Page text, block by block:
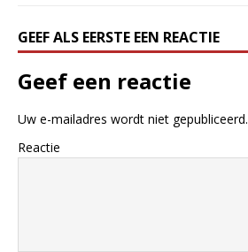
GEEF ALS EERSTE EEN REACTIE
Geef een reactie
Uw e-mailadres wordt niet gepubliceerd.
Reactie